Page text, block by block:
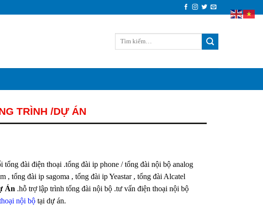
TRÌNH /DỰ ÁN
đài điện thoại .tổng đài ip phone / tổng đài nội bộ analog
, tổng đài ip sagoma , tổng đài ip Yeastar , tổng đài Alcatel
Án .hỗ trợ lập trình tổng đài nội bộ .tư vấn điện thoại nội bộ
nội bộ tại dự án.